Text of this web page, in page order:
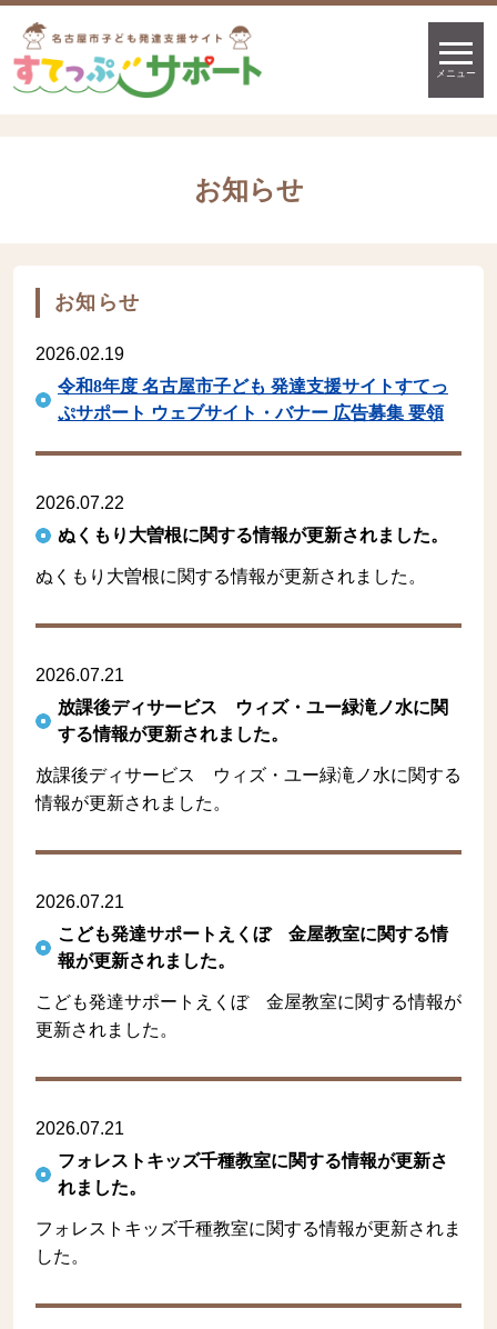
メニュー
お知らせ
お知らせ
2026.02.19
令和8年度 名古屋市子ども 発達支援サイトすてっ
ぷサポート ウェブサイト・バナー 広告募集 要領
2026.07.22
ぬくもり大曽根に関する情報が更新されました。
ぬくもり大曽根に関する情報が更新されました。
2026.07.21
放課後ディサービス ウィズ・ユー緑滝ノ水に関
する情報が更新されました。
放課後ディサービス ウィズ・ユー緑滝ノ水に関する
情報が更新されました。
2026.07.21
こども発達サポートえくぼ 金屋教室に関する情
報が更新されました。
こども発達サポートえくぼ 金屋教室に関する情報が
更新されました。
2026.07.21
フォレストキッズ千種教室に関する情報が更新さ
れました。
フォレストキッズ千種教室に関する情報が更新されま
した。